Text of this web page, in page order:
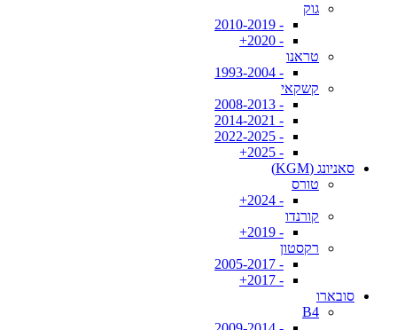
גוק
- 2010-2019
- 2020+
טראנו
- 1993-2004
קשקאי
- 2008-2013
- 2014-2021
- 2022-2025
- 2025+
סאניונג (KGM)
טורס
- 2024+
קורנדו
- 2019+
רקסטון
- 2005-2017
- 2017+
סובארו
B4